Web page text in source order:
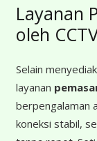
Layanan
oleh
Selain
layanan
berpengalaman
koneksi stabil,